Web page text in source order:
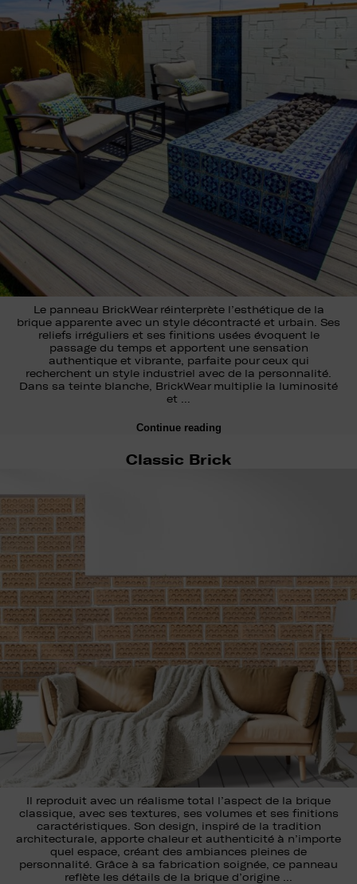
Le panneau BrickWear réinterprète l’esthétique de la
brique apparente avec un style décontracté et urbain. Ses
reliefs irréguliers et ses finitions usées évoquent le
passage du temps et apportent une sensation
authentique et vibrante, parfaite pour ceux qui
recherchent un style industriel avec de la personnalité.
Dans sa teinte blanche, BrickWear multiplie la luminosité
et …
Continue reading
Classic Brick
Il reproduit avec un réalisme total l’aspect de la brique
classique, avec ses textures, ses volumes et ses finitions
caractéristiques. Son design, inspiré de la tradition
architecturale, apporte chaleur et authenticité à n’importe
quel espace, créant des ambiances pleines de
personnalité. Grâce à sa fabrication soignée, ce panneau
reflète les détails de la brique d’origine …